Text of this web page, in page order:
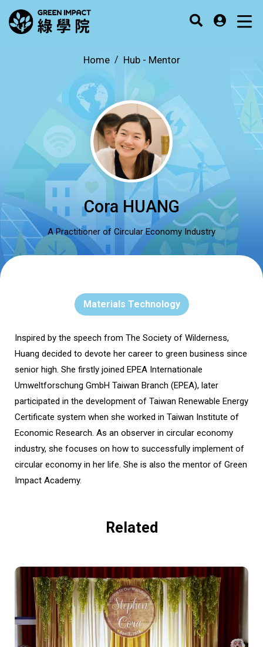
Home Hub - Mentor
Cora HUANG
A Practitioner of Circular Economy Industry
Materials Technology
Inspired by the speech from The Society of Wilderness,
Huang decided to devote her career to green business since
senior high. She firstly joined EPEA Internationale
Umweltforschung GmbH Taiwan Branch (EPEA), later
participated in the development of Taiwan Renewable Energy
Certificate system when she worked in Taiwan Institute of
Economic Research. As an observer in circular economy
industry, she focuses on how to successfully implement of
circular economy in her life. She is also the mentor of Green
Impact Academy.
Related